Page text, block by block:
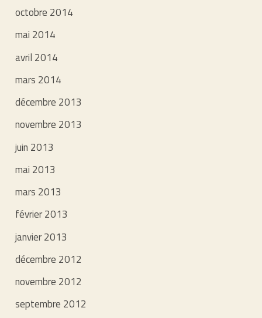
octobre 2014
mai 2014
avril 2014
mars 2014
décembre 2013
novembre 2013
juin 2013
mai 2013
mars 2013
février 2013
janvier 2013
décembre 2012
novembre 2012
septembre 2012